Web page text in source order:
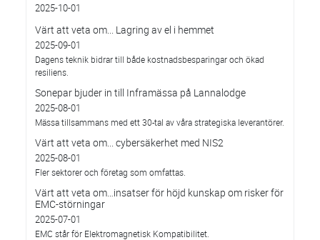
2025-10-01
Värt att veta om... Lagring av el i hemmet
2025-09-01
Dagens teknik bidrar till både kostnadsbesparingar och ökad
resiliens.
Sonepar bjuder in till Inframässa på Lannalodge
2025-08-01
Mässa tillsammans med ett 30-tal av våra strategiska leverantörer.
Värt att veta om... cybersäkerhet med NIS2
2025-08-01
Fler sektorer och företag som omfattas.
Värt att veta om…insatser för höjd kunskap om risker för
EMC-störningar
2025-07-01
EMC står för Elektromagnetisk Kompatibilitet.